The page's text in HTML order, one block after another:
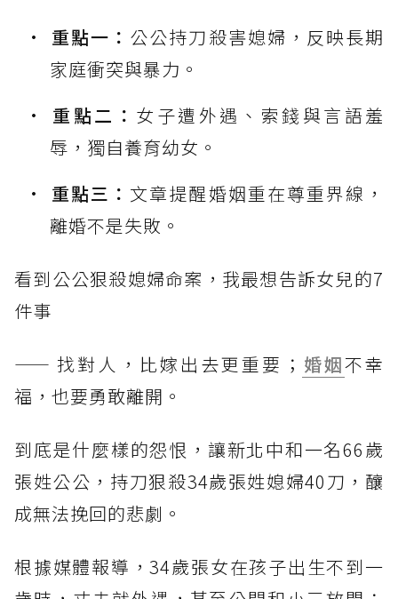
重點一： 公公持刀殺害媳婦，反映長期
家庭衝突與暴力。
重點二： 女子遭外遇、索錢與言語羞
辱，獨自養育幼女。
重點三： 文章提醒婚姻重在尊重界線，
離婚不是失敗。
看到公公狠殺媳婦命案，我最想告訴女兒的7
件事
—— 找對人，比嫁出去更重要； 婚姻不幸
福，也要勇敢離開。
到底是什麼樣的怨恨，讓新北中和一名66歲
張姓公公，持刀狠殺34歲張姓媳婦40刀，釀
成無法挽回的悲劇。
根據媒體報導，34歲張女在孩子出生不到一